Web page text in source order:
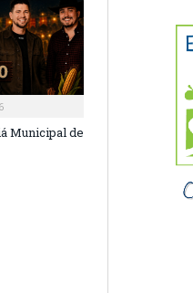
Municipal de